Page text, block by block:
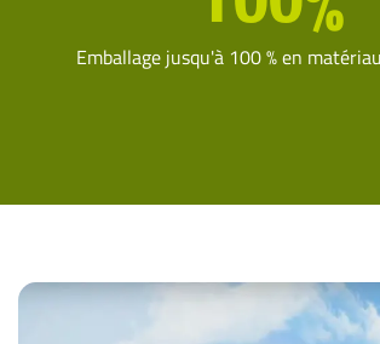
Emballage jusqu'à 100 % en